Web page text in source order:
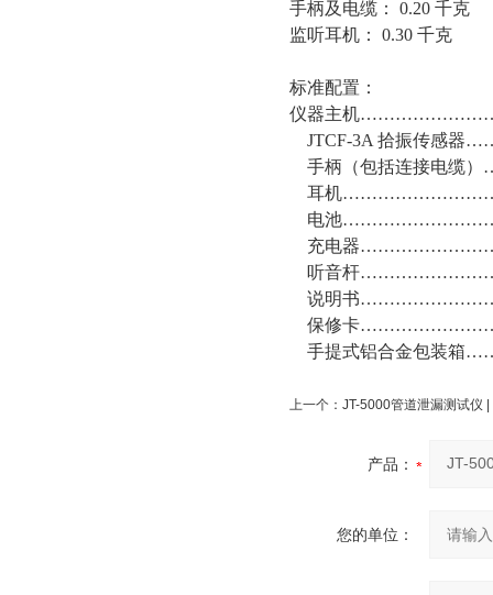
手柄及电缆： 0.20 千克
监听耳机： 0.30 千克
标准配置：
仪器主机
JTCF-3A 拾振传
手柄（包括连接电
耳机
电池
充电器
听音杆
说明书
保修卡
手提式铝合金包
上一个： JT-5000管道泄漏测试仪
产品：
您的单位：